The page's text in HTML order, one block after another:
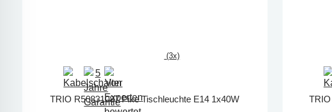
(3x)
TRIO R50831087 Pike Tischleuchte E14 1x40W